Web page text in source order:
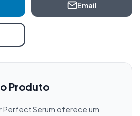
Email
Produto
Perfect Serum oferece um